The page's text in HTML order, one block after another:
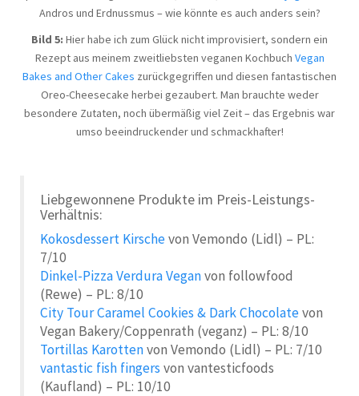
Andros und Erdnussmus – wie könnte es auch anders sein?
Bild 5: Hier habe ich zum Glück nicht improvisiert, sondern ein
Rezept aus meinem zweitliebsten veganen Kochbuch Vegan
Bakes and Other Cakes zurückgegriffen und diesen fantastischen
Oreo-Cheesecake herbei gezaubert. Man brauchte weder
besondere Zutaten, noch übermäßig viel Zeit – das Ergebnis war
umso beeindruckender und schmackhafter!
Liebgewonnene Produkte im Preis-Leistungs-
Verhältnis:
Kokosdessert Kirschevon Vemondo (Lidl) – PL:
7/10
Dinkel-Pizza Verdura Veganvon followfood
(Rewe) – PL: 8/10
City Tour Caramel Cookies & Dark Chocolatevon
Vegan Bakery/Coppenrath (veganz) – PL: 8/10
Tortillas Karottenvon Vemondo (Lidl) – PL: 7/10
vantastic fish fingersvon vantesticfoods
(Kaufland) – PL: 10/10